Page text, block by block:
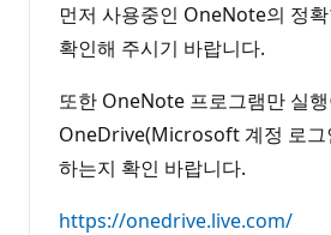
먼저 사용중인 OneNote의 정
확인해 주시기 바랍니다.
또한 OneNote 프로그램만 실
OneDrive(Microsoft 계정 로그
하는지 확인 바랍니다.
https://onedrive.live.com/